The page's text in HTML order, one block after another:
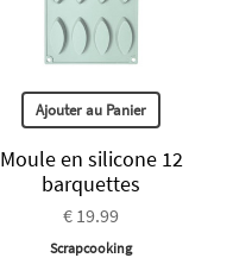
Ajouter au Panier
Moule en silicone 12
barquettes
€ 19.99
Scrapcooking